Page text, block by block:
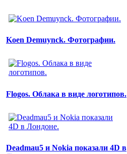
Koen Demuynck. Фотографии.
Flogos. Облака в виде логотипов.
Deadmau5 и Nokia показали 4D в